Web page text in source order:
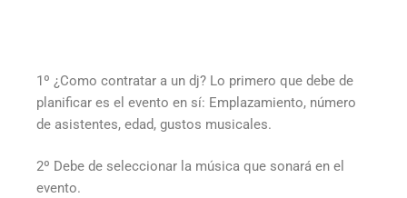
1º ¿Como contratar a un dj? Lo primero que debe de
planificar es el evento en sí: Emplazamiento, número
de asistentes, edad, gustos musicales.
2º Debe de seleccionar la música que sonará en el
evento.